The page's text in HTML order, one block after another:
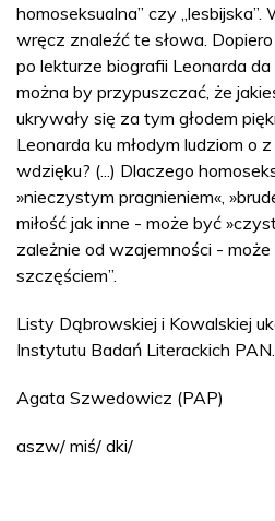
homoseksualna” czy „lesbijska”.
wręcz znaleźć te słowa.
po lekturze biografii Leonarda da
można by przypuszczać, że
ukrywały się za tym głodem
Leonarda ku młodym ludziom o
wdzięku? (...) Dlaczego
»nieczystym pragnieniem«,
miłość jak inne - może być
zależnie od wzajemności -
szczęściem”.
Listy Dąbrowskiej i Kowalskiej
Instytutu Badań Literackich PAN.
Agata Szwedowicz (PAP)
aszw/ miś/ dki/